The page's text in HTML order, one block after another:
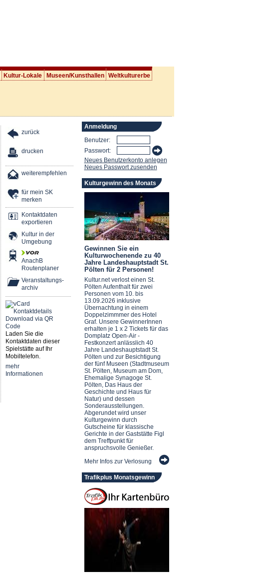
Kultur-Lokale Museen/Kunsthallen Weltkulturerbe
zurück
drucken
weiterempfehlen
für mein SK
merken
Kontaktdaten
exportieren
Kultur in der
Umgebung
AnachB
Routenplaner
Veranstaltungs-
archiv
Laden Sie die
Kontaktdaten dieser
Spielstätte auf Ihr
Mobiltelefon.
mehr
Informationen
Anmeldung
Benutzer:
Passwort:
Neues Benutzerkonto anlegen
Neues Passwort zusenden
Kulturgewinn des Monats
Gewinnen Sie ein
Kulturwochenende zu 40
Jahre Landeshauptstadt St.
Pölten für 2 Personen!
Kultur.net verlost einen St.
Pölten Aufenthalt für zwei
Personen vom 10. bis
13.09.2026 inklusive
Übernachtung in einem
Doppelzimmmer des Hotel
Graf. Unsere GewinnerInnen
erhalten je 1 x 2 Tickets für das
Domplatz Open-Air -
Festkonzert anlässlich 40
Jahre Landeshauptstadt St.
Pölten und zur Besichtigung
der fünf Museen (Stadtmuseum
St. Pölten, Museum am Dom,
Ehemalige Synagoge St.
Pölten, Das Haus der
Geschichte und Haus für
Natur) und dessen
Sonderausstellungen.
Abgerundet wird unser
Kulturgewinn durch
Gutscheine für klassische
Gerichte in der Gaststätte Figl
dem Treffpunkt für
anspruchsvolle Genießer.
Mehr Infos zur Verlosung
Trafikplus Monatsgewinn